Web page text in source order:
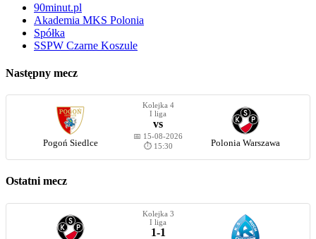
90minut.pl
Akademia MKS Polonia
Spółka
SSPW Czarne Koszule
Następny mecz
Pogoń Siedlce
Kolejka 4
I liga
vs
📅 15-08-2026
⏱️ 15:30
Polonia Warszawa
Ostatni mecz
Kolejka 3
I liga
1-1